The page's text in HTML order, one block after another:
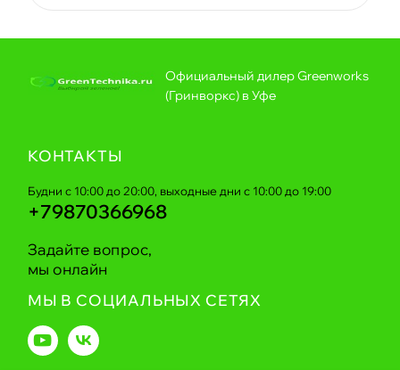
Официальный дилер Greenworks
(Гринворкс) в Уфе
КОНТАКТЫ
Будни с 10:00 до 20:00, выходные дни с 10:00 до 19:00
+79870366968
Задайте вопрос,
мы онлайн
МЫ В СОЦИАЛЬНЫХ СЕТЯХ